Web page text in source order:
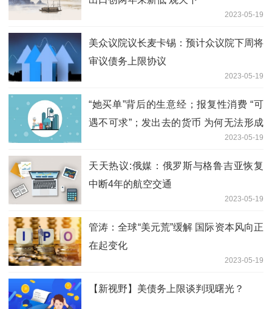
2023-05-19
美众议院议长麦卡锡：预计众议院下周将
审议债务上限协议
2023-05-19
“她买单”背后的生意经；报复性消费 “可
遇不可求”；发出去的货币 为何无法形成
2023-05-19
天天热议:俄媒：俄罗斯与格鲁吉亚恢复
中断4年的航空交通
2023-05-19
管涛：全球“美元荒”缓解 国际资本风向正
在起变化
2023-05-19
【新视野】美债务上限谈判现曙光？